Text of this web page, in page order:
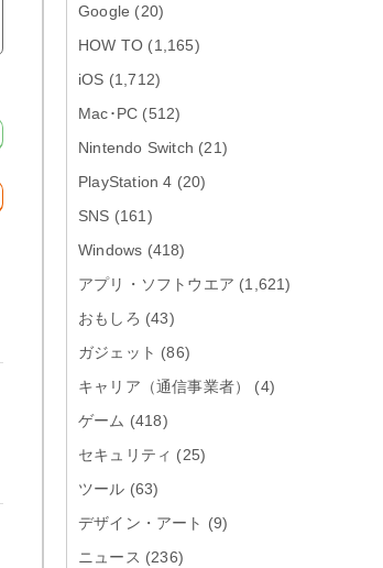
「Google Chrome - ウェブブラウ
ザ 151.0.7922....
「Microsoft Outlook 5.2630.0」iOS
「Google カレンダー 26.29.4」iOS
「Instagram 441.0.0」iOS向け最新
「Google ドライブ - 安全なオンラ
Google (20)
HOW TO (1,165)
iOS (1,712)
Mac･PC (512)
Nintendo Switch (21)
PlayStation 4 (20)
SNS (161)
Windows (418)
アプリ・ソフトウエア (1,621)
おもしろ (43)
ガジェット (86)
キャリア（通信事業者）
(4)
ゲーム (418)
セキュリティ (25)
ツール (63)
デザイン・アート (9)
ニュース (236)